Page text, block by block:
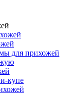
для прихожей
купе